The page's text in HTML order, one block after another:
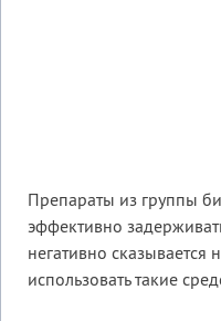
Препараты из группы
эффективно
негативно сказывается
использовать такие